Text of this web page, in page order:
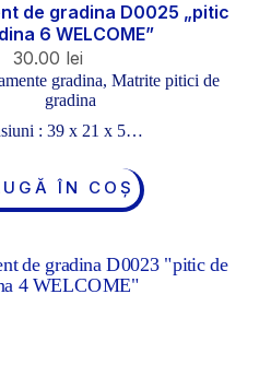
de gradina D0025 „pitic
6 WELCOME”
30.00 lei
gradina, Matrite pitici de
gradina
: 39 x 21 x 5…
ÎN COȘ